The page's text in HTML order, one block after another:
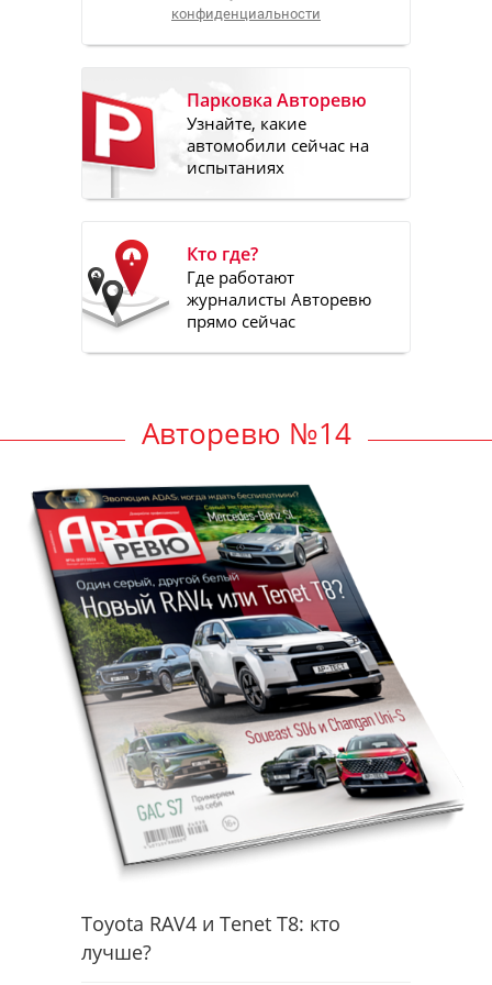
конфиденциальности
Парковка Авторевю
Узнайте, какие
автомобили сейчас на
испытаниях
Кто где?
Где работают
журналисты Авторевю
прямо сейчас
Авторевю №14
Toyota RAV4 и Tenet T8: кто
лучше?